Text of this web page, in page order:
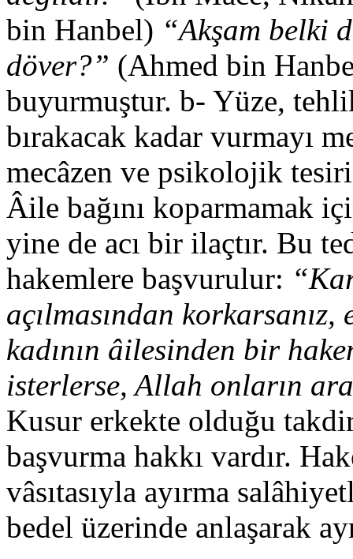
bin Hanbel) “Akşam belki
döver?” (Ahmed bin
buyurmuştur. b- Yüze,
bırakacak kadar vurmayı
mecâzen ve psikolojik
Âile bağını koparmamak
yine de acı bir ilaçtır. Bu
hakemlere başvurulur:
açılmasından
kadının âilesinden bir
isterlerse, Allah onların
Kusur erkekte olduğu
başvurma hakkı vardır.
vâsıtasıyla ayırma
bedel üzerinde anlaşarak